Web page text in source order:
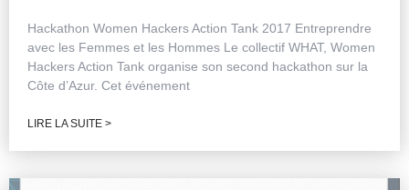
Hackathon Women Hackers Action Tank 2017 Entreprendre
avec les Femmes et les Hommes Le collectif WHAT, Women
Hackers Action Tank organise son second hackathon sur la
Côte d’Azur. Cet événement
LIRE LA SUITE >